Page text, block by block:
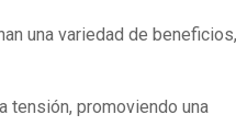
una variedad de
tensión, promoviendo una